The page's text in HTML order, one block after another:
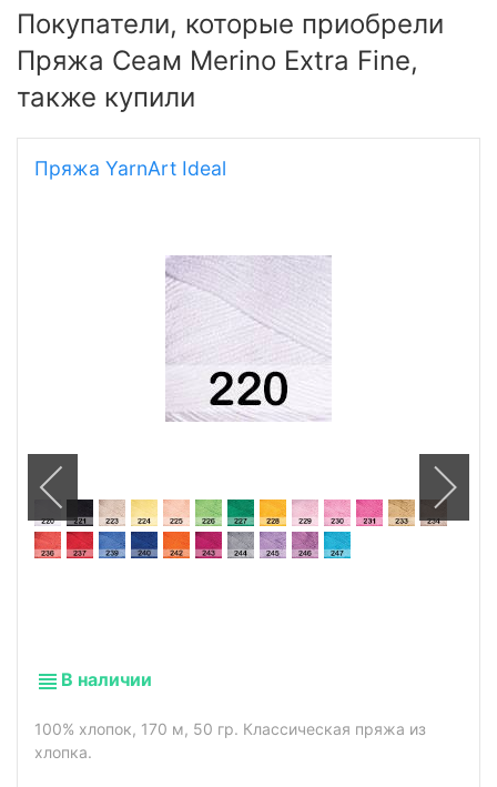
Покупатели, которые приобрели
Пряжа Сеам Merino Extra Fine,
также купили
Пряжа YarnArt Ideal
В наличии
100% хлопок, 170 м, 50 гр. Классическая пряжа из
хлопка.